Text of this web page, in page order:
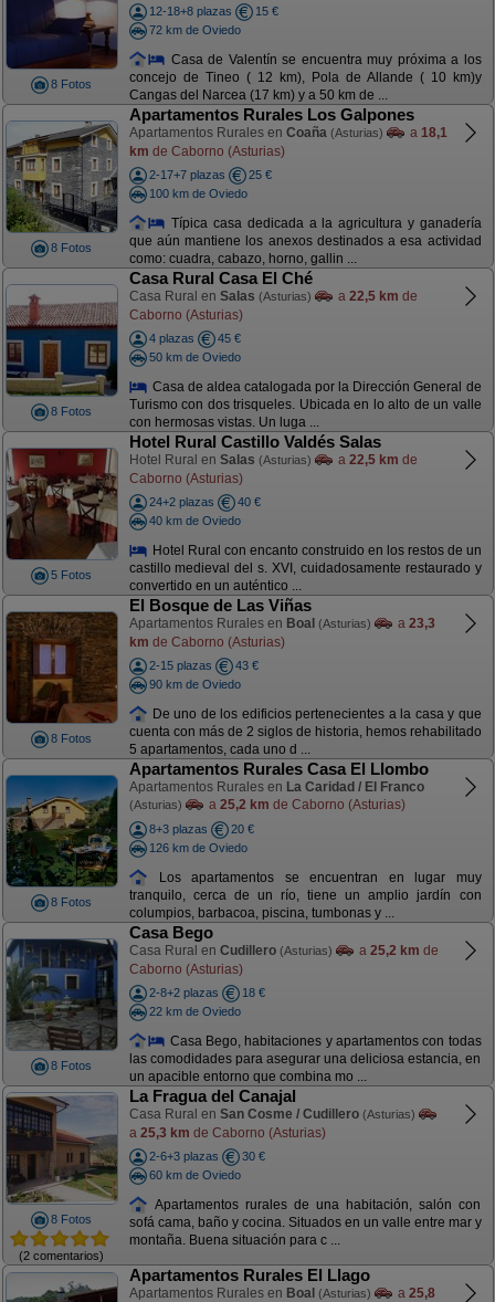
8 Fotos
12-18+8 plazas
15 €
72 km de Oviedo
Casa de Valentín se encuentra muy próxima a los
concejo de Tineo ( 12 km), Pola de Allande ( 10 km)y
Cangas del Narcea (17 km) y a 50 km de ...
8 Fotos
Apartamentos Rurales Los Galpones
Apartamentos Rurales en Coaña (Asturias) a 18,1
km de Caborno (Asturias)
2-17+7 plazas
25 €
100 km de Oviedo
Típica casa dedicada a la agricultura y ganadería
que aún mantiene los anexos destinados a esa actividad
como: cuadra, cabazo, horno, gallin ...
8 Fotos
Casa Rural Casa El Ché
Casa Rural en Salas (Asturias) a 22,5 km de
Caborno (Asturias)
4 plazas
45 €
50 km de Oviedo
Casa de aldea catalogada por la Dirección General de
Turismo con dos trisqueles. Ubicada en lo alto de un valle
con hermosas vistas. Un luga ...
5 Fotos
Hotel Rural Castillo Valdés Salas
Hotel Rural en Salas (Asturias) a 22,5 km de
Caborno (Asturias)
24+2 plazas
40 €
40 km de Oviedo
Hotel Rural con encanto construido en los restos de un
castillo medieval del s. XVI, cuidadosamente restaurado y
convertido en un auténtico ...
8 Fotos
El Bosque de Las Viñas
Apartamentos Rurales en Boal (Asturias) a 23,3
km de Caborno (Asturias)
2-15 plazas
43 €
90 km de Oviedo
De uno de los edificios pertenecientes a la casa y que
cuenta con más de 2 siglos de historia, hemos rehabilitado
5 apartamentos, cada uno d ...
8 Fotos
Apartamentos Rurales Casa El Llombo
Apartamentos Rurales en La Caridad / El Franco
(Asturias) a 25,2 km de Caborno (Asturias)
8+3 plazas
20 €
126 km de Oviedo
Los apartamentos se encuentran en lugar muy
tranquilo, cerca de un río, tiene un amplio jardín con
columpios, barbacoa, piscina, tumbonas y ...
8 Fotos
Casa Bego
Casa Rural en Cudillero (Asturias) a 25,2 km de
Caborno (Asturias)
2-8+2 plazas
18 €
22 km de Oviedo
Casa Bego, habitaciones y apartamentos con todas
las comodidades para asegurar una deliciosa estancia, en
un apacible entorno que combina mo ...
8 Fotos
(2 comentarios)
La Fragua del Canajal
Casa Rural en San Cosme / Cudillero (Asturias)
a 25,3 km de Caborno (Asturias)
2-6+3 plazas
30 €
60 km de Oviedo
Apartamentos rurales de una habitación, salón con
sofá cama, baño y cocina. Situados en un valle entre mar y
montaña. Buena situación para c ...
Apartamentos Rurales El Llago
Apartamentos Rurales en Boal (Asturias) a 25,8